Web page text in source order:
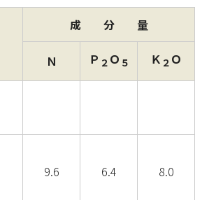
成 分 量
Ｎ Ｐ ２ Ｏ ５ Ｋ ２ Ｏ
9.6 6.4 8.0